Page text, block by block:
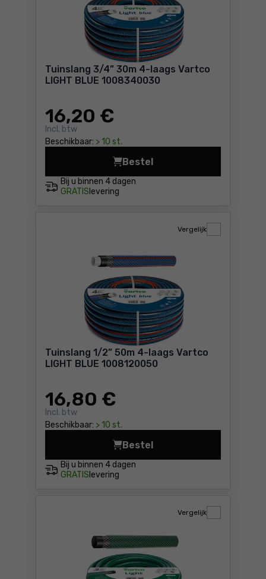
Tuinslang 3/4” 30m 4-laags Vartco
LIGHT BLUE 1008340030
16,20 €
Incl. btw
Beschikbaar: > 10 st.
Bij u binnen 4 dagen
GRATIS levering
Bestel
Tuinslang 3/4” 30m 4-
Tuinslang 1/2” 50m 4-laags Vartco
LIGHT BLUE 1008120050
16,80 €
Incl. btw
Beschikbaar: > 10 st.
Vergelijk
Bij u binnen 4 dagen
GRATIS levering
Bestel
Vergelijk